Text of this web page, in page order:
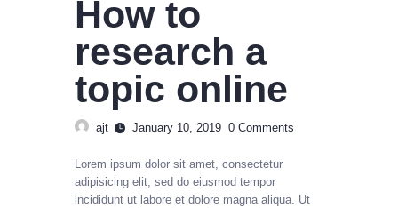
VIDEOS
How to
research a
topic online
ajt January 10, 2019 0 Comments
Lorem ipsum dolor sit amet, consectetur
adipisicing elit, sed do eiusmod tempor
incididunt ut labore et dolore magna aliqua. Ut